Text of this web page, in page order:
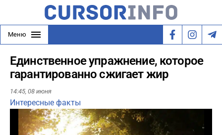
Меню
Единственное упражнение, которое
гарантированно сжигает жир
14:45, 08 июня
Интересные факты